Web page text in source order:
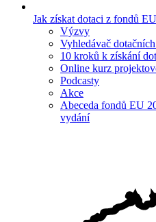
Jak získat dotaci z fondů EU
Výzvy
Vyhledávač
10 kroků k získání
Online kurz
Podcasty
Akce
Abeceda fondů EU
vydání